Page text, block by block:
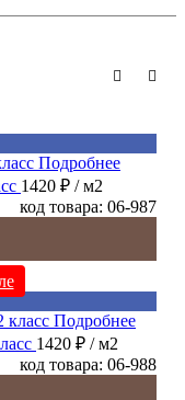
Подробнее
1420 ₽ / м2
код товара: 06-987
Подробнее
1420 ₽ / м2
код товара: 06-988